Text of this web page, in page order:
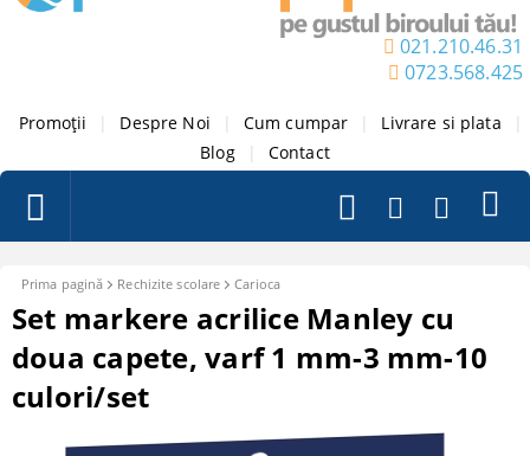
021.210.46.31
0723.568.425
Promoții Despre Noi Cum cumpar Livrare si plata
Blog
Contact
Prima pagină Rechizite scolare Carioca
Set markere acrilice Manley cu
doua capete, varf 1 mm-3 mm-10
culori/set